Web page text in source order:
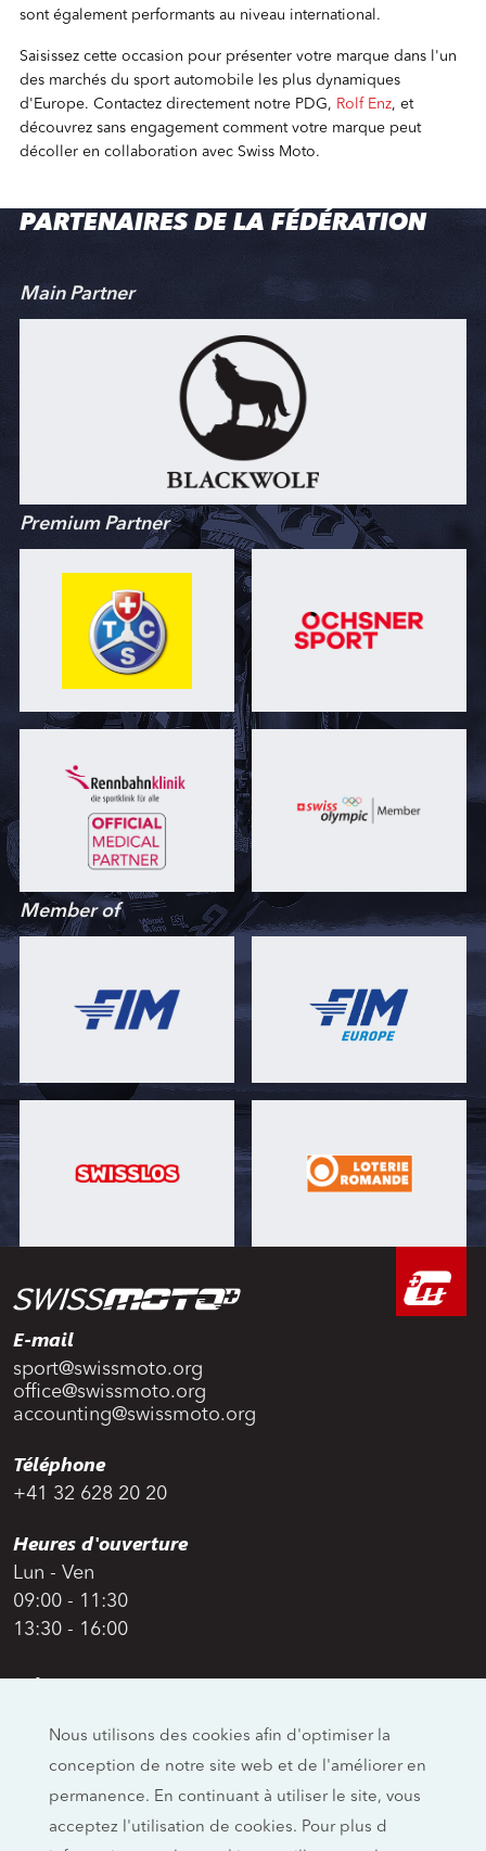
sont également performants au niveau international.
Saisissez cette occasion pour présenter votre marque dans l'un
des marchés du sport automobile les plus dynamiques
d'Europe. Contactez directement notre PDG, Rolf Enz, et
découvrez sans engagement comment votre marque peut
décoller en collaboration avec Swiss Moto.
PARTENAIRES DE LA FÉDÉRATION
Main Partner
Premium Partner
Member of
E-mail
sport@swissmoto.org
office@swissmoto.org
accounting@swissmoto.org
Téléphone
+41 32 628 20 20
Heures d'ouverture
Lun - Ven
09:00 - 11:30
13:30 - 16:00
Adresse
Allmendstrasse 26
CH-4658 Däniken
Réseaux sociaux
Nous utilisons des cookies afin d'optimiser la
conception de notre site web et de l'améliorer en
permanence. En continuant à utiliser le site, vous
acceptez l'utilisation de cookies. Pour plus d